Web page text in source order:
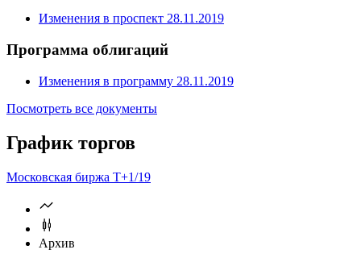
Изменения в решение 14.09.2023
Проспект (2 шт.)
Изменения в проспект 28.11.2019
Программа облигаций
Изменения в программу 28.11.2019
График торгов
Московская биржа Т+